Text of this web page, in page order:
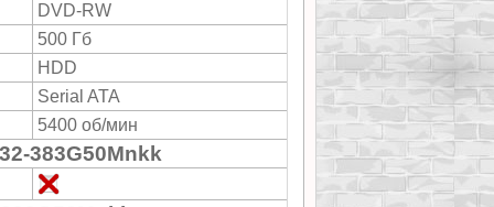
DVD-RW
500 Гб
HDD
Serial ATA
5400 об/мин
383G50Mnkk